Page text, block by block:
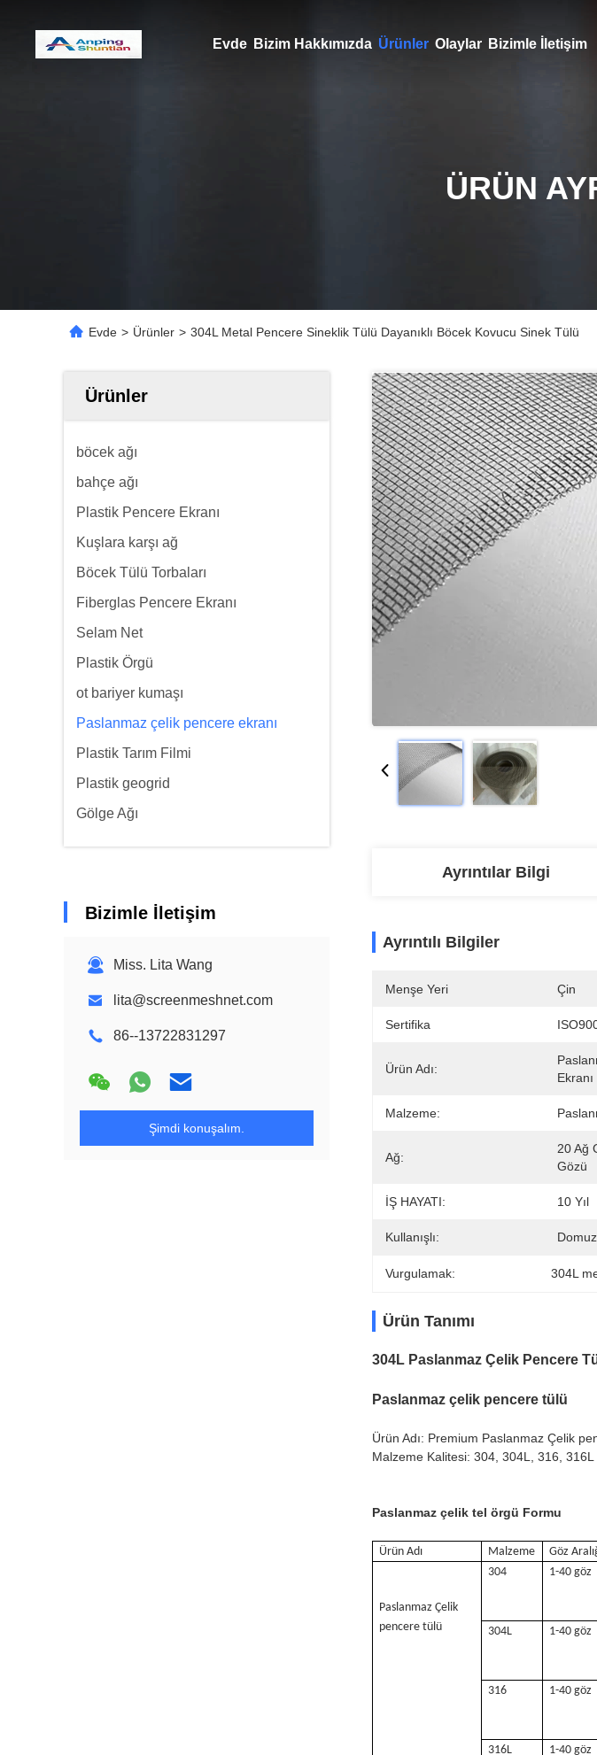
Evde Bizim Hakkımızda Ürünler Olaylar Bizimle İletişim
ÜRÜN
Evde > Ürünler > 304L Metal Pencere Sineklik Tülü Dayanıklı Böcek Kovucu Sinek Tülü
Ürünler
böcek ağı
bahçe ağı
Plastik Pencere Ekranı
Kuşlara karşı ağ
Böcek Tülü Torbaları
Fiberglas Pencere Ekranı
Selam Net
Plastik Örgü
ot bariyer kumaşı
Paslanmaz çelik pencere ekranı
Plastik Tarım Filmi
Plastik geogrid
Gölge Ağı
Bizimle İletişim
Miss. Lita Wang
lita@screenmeshnet.com
86--13722831297
Şimdi konuşalım.
Ayrıntılar Bilgi
Ayrıntılı Bilgiler
Menşe Yeri Çin
Sertifika
Ürün Adı:
Ekranı
Malzeme:
Ağ:
20 Ağ
Gözü
İŞ HAYATI: 10 Yıl
Kullanışlı:
Vurgulamak: 304L
Ürün Tanımı
304L Paslanmaz Çelik Pencere
Paslanmaz çelik pencere tülü
Ürün Adı: Premium Paslanmaz Çelik
Malzeme Kalitesi: 304, 304L, 316,
Paslanmaz çelik tel örgü Formu
Ürün Adı Malzeme Göz
Paslanmaz Çelik
pencere tülü
304 1-40 göz
304L
1-40 göz
316
1-40 göz
316L
1-40 göz